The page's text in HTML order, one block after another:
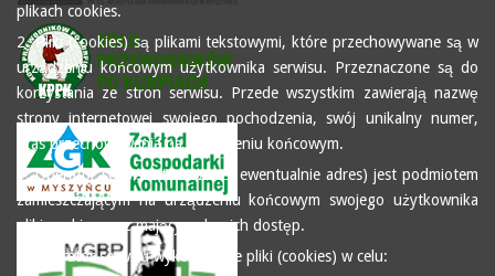
plikach cookies.
2. Pliki (cookies) są plikami tekstowymi, które przechowywane są w
urządzeniu końcowym użytkownika serwisu. Przeznaczone są do
korzystania ze stron serwisu. Przede wszystkim zawierają nazwę
strony internetowej swojego pochodzenia, swój unikalny numer,
czas przechowywania na urządzeniu końcowym.
3. Operator serwisu (tu nazwa i ewentualnie adres) jest podmiotem
zamieszczającym na urządzeniu końcowym swojego użytkownika
pliki cookies oraz mającym do nich dostęp.
4. Operator serwisu wykorzystuje pliki (cookies) w celu: